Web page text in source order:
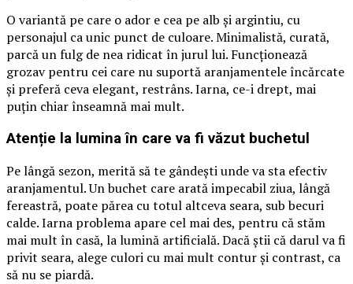
O variantă pe care o ador e cea pe alb și argintiu, cu
personajul ca unic punct de culoare. Minimalistă, curată,
parcă un fulg de nea ridicat în jurul lui. Funcționează
grozav pentru cei care nu suportă aranjamentele încărcate
și preferă ceva elegant, restrâns. Iarna, ce-i drept, mai
puțin chiar înseamnă mai mult.
Atenție la lumina în care va fi văzut buchetul
Pe lângă sezon, merită să te gândești unde va sta efectiv
aranjamentul. Un buchet care arată impecabil ziua, lângă
fereastră, poate părea cu totul altceva seara, sub becuri
calde. Iarna problema apare cel mai des, pentru că stăm
mai mult în casă, la lumină artificială. Dacă știi că darul va fi
privit seara, alege culori cu mai mult contur și contrast, ca
să nu se piardă.